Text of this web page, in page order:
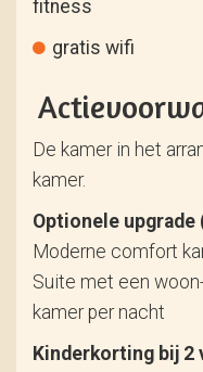
fitness
gratis wifi
De kamer in het
kamer.
Optionele
Moderne comfort
Suite met een
kamer per nacht
Kinderkorting bij 2